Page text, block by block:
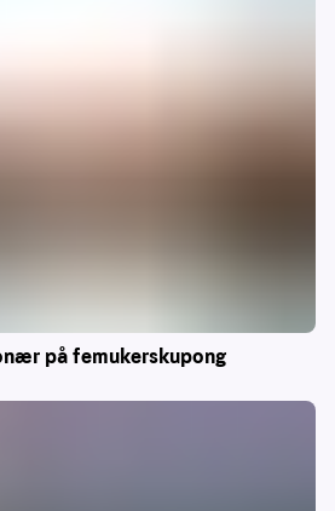
på femukerskupong